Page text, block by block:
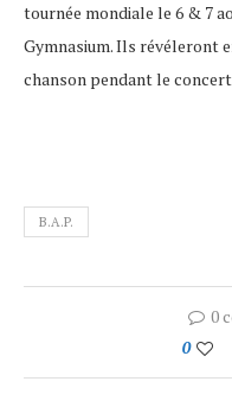
tournée mondiale le 6 & 7
Gymnasium. Ils révéleront
chanson pendant le
B.A.P.
0
0